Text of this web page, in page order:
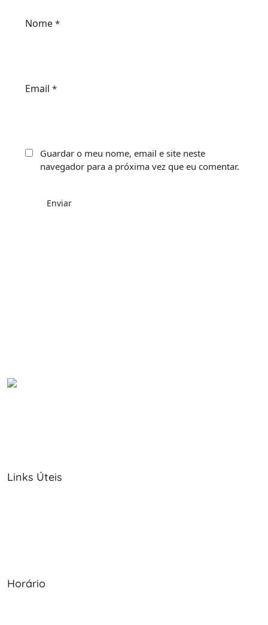
Nome *
Email *
Guardar o meu nome, email e site neste
navegador para a próxima vez que eu comentar.
Links Úteis
Horário